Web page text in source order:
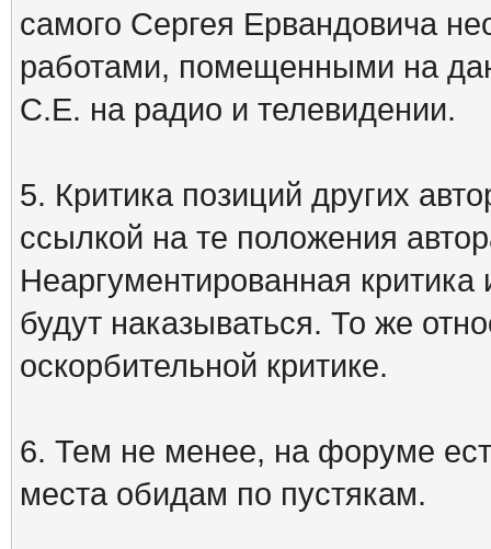
самого Сергея Ервандовича
работами, помещенными на
С.Е. на радио и телевидении.
5. Критика позиций других
ссылкой на те положения
Неаргументированная
будут наказываться. То же
оскорбительной критике.
6. Тем не менее, на форуме
места обидам по пустякам.